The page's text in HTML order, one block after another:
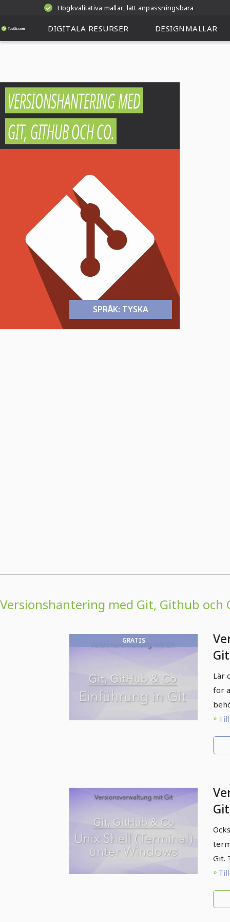
Högkvalitativa mallar, lätt anpassningsbara
DIGITALA RESURSER DESIGNMALLAR
VERSIONSHANTERING MED
GIT, GITHUB OCH CO.
SPRÅK: TYSKA
Versionshantering med Git, Github och
GRATIS
Lär
för
Git.